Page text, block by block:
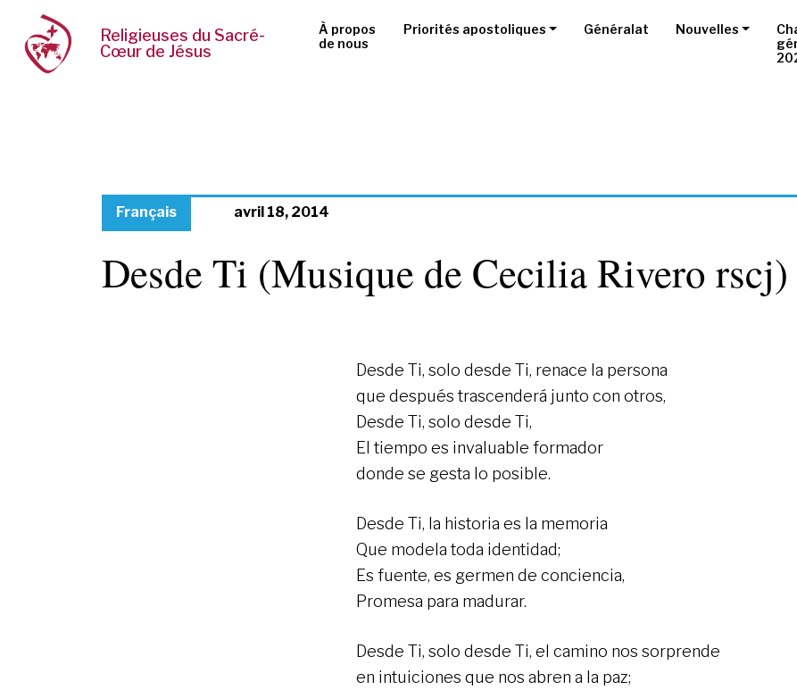
Religieuses du Sacré-
Cœur de Jésus
À propos
de nous
Priorités apostoliques Généralat Nouvelles
Français avril 18, 2014
Desde Ti (Musique de Cecilia Rivero rscj)
Desde Ti, solo desde Ti, renace la persona
que después trascenderá junto con otros,
Desde Ti, solo desde Ti,
El tiempo es invaluable formador
donde se gesta lo posible.
Desde Ti, la historia es la memoria
Que modela toda identidad;
Es fuente, es germen de conciencia,
Promesa para madurar.
Desde Ti, solo desde Ti, el camino nos sorprende
en intuiciones que nos abren a la paz;